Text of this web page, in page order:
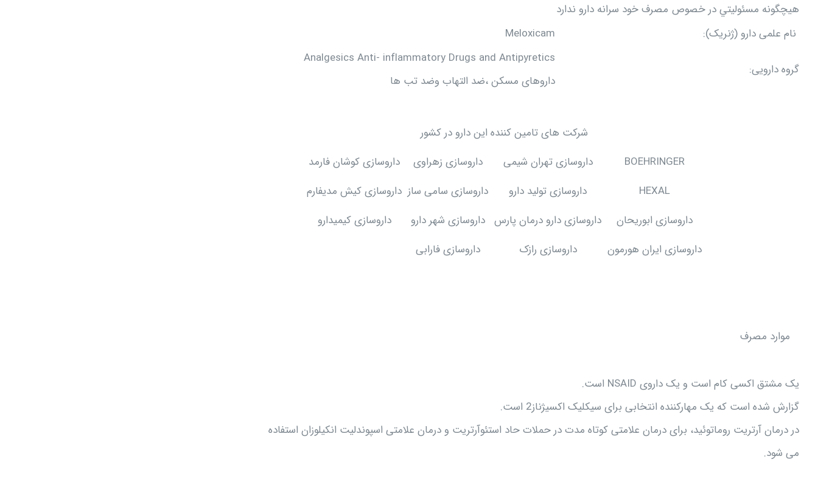
هيچگونه مسئوليتي در خصوص مصرف خود سرانه دارو ندارد
نام علمی دارو (ژنریک):
Meloxicam
گروه دارویی:
Analgesics Anti- inflammatory Drugs and Antipyretics
داروهای مسکن ،ضد التهاب وضد تب ها
شرکت های تامین کننده این دارو در کشور
BOEHRINGER
داروسازی تهران شیمی داروسازی زهراوی
داروسازی کوشان فارمد
HEXAL
داروسازی تولید دارو داروسازی سامی ساز داروسازی کیش مدیفارم
داروسازی ابوریحان
داروسازی دارو درمان پارس داروسازی شهر دارو
داروسازی کیمیدارو
داروسازی ایران هورمون
داروسازی رازک داروسازی فارابی
موارد مصرف
یک مشتق اکسی کام است و یک داروی NSAID است.
گزارش شده است که یک مهارکننده انتخابی برای سیکلیک اکسیژناز2 است.
در درمان آرتریت روماتوئید، برای درمان علامتی کوتاه مدت در حملات حاد استئوآرتریت و درمان علامتی اسپوندلیت انکیلوزان استفاده
می شود.